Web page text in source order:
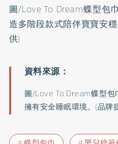
圖/Love To Dream蝶型包
造多階段款式陪伴寶寶安
供)
圖/Love To Dream蝶型
擁有安全睡眠環境。(品牌